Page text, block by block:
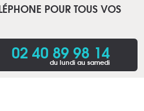
POUR TOUS VOS
02 40 89 98 14
du lundi au samedi